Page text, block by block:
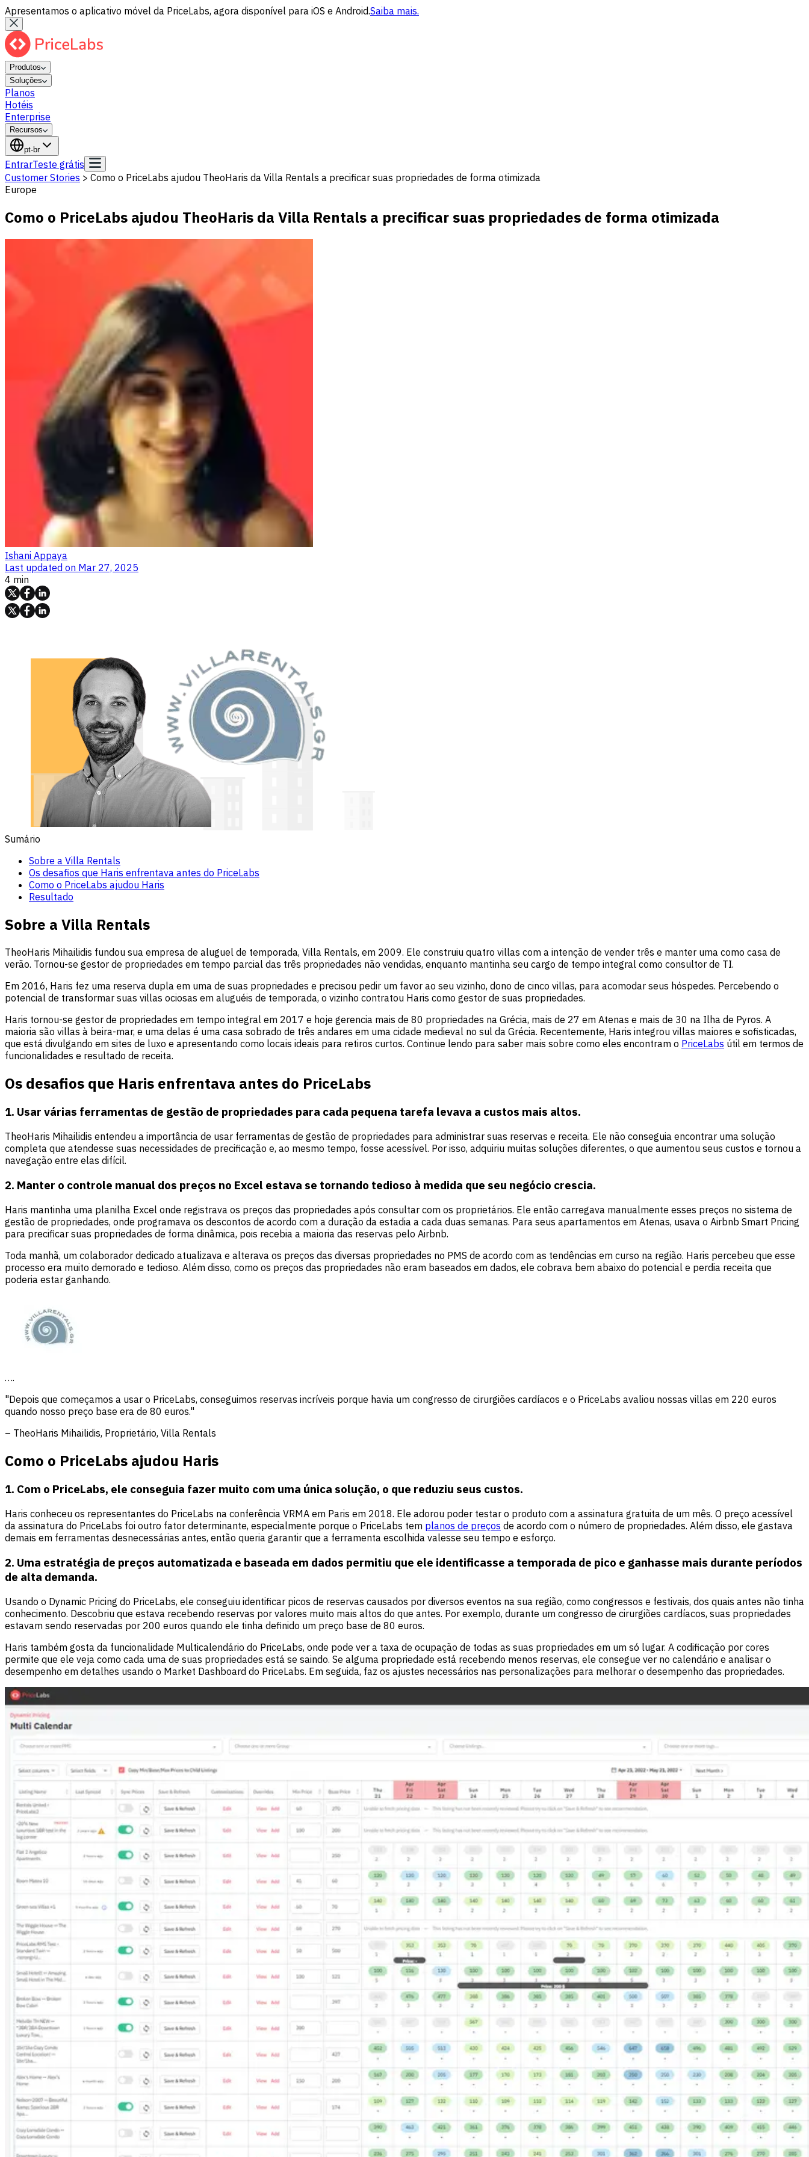
Apresentamos o aplicativo móvel da PriceLabs, agora disponível para iOS e Android.Saiba mais.
Produtos
Soluções
Planos
Hotéis
Enterprise
Recursos
pt-br
EntrarTeste grátis
Customer Stories > Como o PriceLabs ajudou TheoHaris da Villa Rentals a precificar suas propriedades de forma otimizada
Europe
Como o PriceLabs ajudou TheoHaris da Villa Rentals a precificar suas propriedades de forma otimizada
Ishani Appaya
Last updated on Mar 27, 2025
4 min
Sumário
Sobre a Villa Rentals
Os desafios que Haris enfrentava antes do PriceLabs
Como o PriceLabs ajudou Haris
Resultado
Sobre a Villa Rentals
TheoHaris Mihailidis fundou sua empresa de aluguel de temporada, Villa Rentals, em 2009. Ele construiu quatro villas com a intenção de vender três e manter uma como casa de
verão. Tornou-se gestor de propriedades em tempo parcial das três propriedades não vendidas, enquanto mantinha seu cargo de tempo integral como consultor de TI.
Em 2016, Haris fez uma reserva dupla em uma de suas propriedades e precisou pedir um favor ao seu vizinho, dono de cinco villas, para acomodar seus hóspedes. Percebendo o
potencial de transformar suas villas ociosas em aluguéis de temporada, o vizinho contratou Haris como gestor de suas propriedades.
Haris tornou-se gestor de propriedades em tempo integral em 2017 e hoje gerencia mais de 80 propriedades na Grécia, mais de 27 em Atenas e mais de 30 na Ilha de Pyros. A
maioria são villas à beira-mar, e uma delas é uma casa sobrado de três andares em uma cidade medieval no sul da Grécia. Recentemente, Haris integrou villas maiores e sofisticadas,
que está divulgando em sites de luxo e apresentando como locais ideais para retiros curtos. Continue lendo para saber mais sobre como eles encontram o PriceLabs útil em termos de
funcionalidades e resultado de receita.
Os desafios que Haris enfrentava antes do PriceLabs
1. Usar várias ferramentas de gestão de propriedades para cada pequena tarefa levava a custos mais altos.
TheoHaris Mihailidis entendeu a importância de usar ferramentas de gestão de propriedades para administrar suas reservas e receita. Ele não conseguia encontrar uma solução
completa que atendesse suas necessidades de precificação e, ao mesmo tempo, fosse acessível. Por isso, adquiriu muitas soluções diferentes, o que aumentou seus custos e tornou a
navegação entre elas difícil.
2. Manter o controle manual dos preços no Excel estava se tornando tedioso à medida que seu negócio crescia.
Haris mantinha uma planilha Excel onde registrava os preços das propriedades após consultar com os proprietários. Ele então carregava manualmente esses preços no sistema de
gestão de propriedades, onde programava os descontos de acordo com a duração da estadia a cada duas semanas. Para seus apartamentos em Atenas, usava o Airbnb Smart Pricing
para precificar suas propriedades de forma dinâmica, pois recebia a maioria das reservas pelo Airbnb.
Toda manhã, um colaborador dedicado atualizava e alterava os preços das diversas propriedades no PMS de acordo com as tendências em curso na região. Haris percebeu que esse
processo era muito demorado e tedioso. Além disso, como os preços das propriedades não eram baseados em dados, ele cobrava bem abaixo do potencial e perdia receita que
poderia estar ganhando.
….
"Depois que começamos a usar o PriceLabs, conseguimos reservas incríveis porque havia um congresso de cirurgiões cardíacos e o PriceLabs avaliou nossas villas em 220 euros
quando nosso preço base era de 80 euros."
– TheoHaris Mihailidis, Proprietário, Villa Rentals
Como o PriceLabs ajudou Haris
1. Com o PriceLabs, ele conseguia fazer muito com uma única solução, o que reduziu seus custos.
Haris conheceu os representantes do PriceLabs na conferência VRMA em Paris em 2018. Ele adorou poder testar o produto com a assinatura gratuita de um mês. O preço acessível
da assinatura do PriceLabs foi outro fator determinante, especialmente porque o PriceLabs tem planos de preços de acordo com o número de propriedades. Além disso, ele gastava
demais em ferramentas desnecessárias antes, então queria garantir que a ferramenta escolhida valesse seu tempo e esforço.
2. Uma estratégia de preços automatizada e baseada em dados permitiu que ele identificasse a temporada de pico e ganhasse mais durante períodos
de alta demanda.
Usando o Dynamic Pricing do PriceLabs, ele conseguiu identificar picos de reservas causados por diversos eventos na sua região, como congressos e festivais, dos quais antes não tinha
conhecimento. Descobriu que estava recebendo reservas por valores muito mais altos do que antes. Por exemplo, durante um congresso de cirurgiões cardíacos, suas propriedades
estavam sendo reservadas por 200 euros quando ele tinha definido um preço base de 80 euros.
Haris também gosta da funcionalidade Multicalendário do PriceLabs, onde pode ver a taxa de ocupação de todas as suas propriedades em um só lugar. A codificação por cores
permite que ele veja como cada uma de suas propriedades está se saindo. Se alguma propriedade está recebendo menos reservas, ele consegue ver no calendário e analisar o
desempenho em detalhes usando o Market Dashboard do PriceLabs. Em seguida, faz os ajustes necessários nas personalizações para melhorar o desempenho das propriedades.